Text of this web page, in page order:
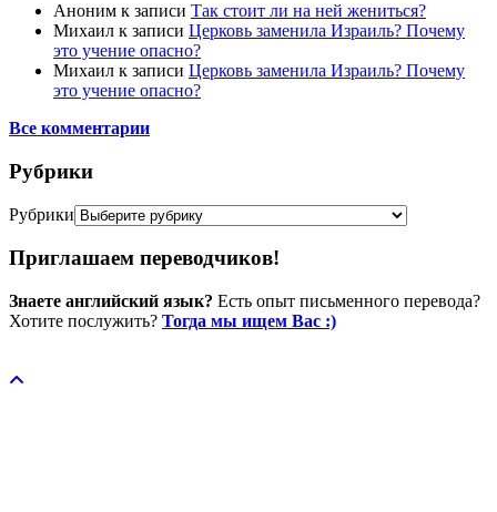
Аноним к записи Так стоит ли на ней жениться?
Михаил к записи Церковь заменила Израиль? Почему
это учение опасно?
Михаил к записи Церковь заменила Израиль? Почему
это учение опасно?
Все комментарии
Рубрики
Рубрики
Приглашаем переводчиков!
Знаете английский язык? Есть опыт письменного перевода?
Хотите послужить? Тогда мы ищем Вас :)